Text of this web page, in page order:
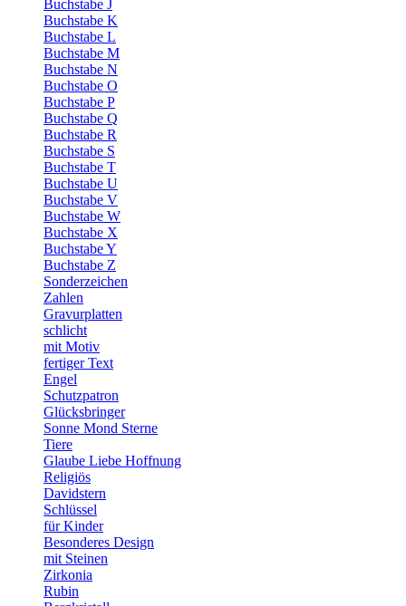
Buchstabe J
Buchstabe K
Buchstabe L
Buchstabe M
Buchstabe N
Buchstabe O
Buchstabe P
Buchstabe Q
Buchstabe R
Buchstabe S
Buchstabe T
Buchstabe U
Buchstabe V
Buchstabe W
Buchstabe X
Buchstabe Y
Buchstabe Z
Sonderzeichen
Zahlen
Gravurplatten
schlicht
mit Motiv
fertiger Text
Engel
Schutzpatron
Glücksbringer
Sonne Mond Sterne
Tiere
Glaube Liebe Hoffnung
Religiös
Davidstern
Schlüssel
für Kinder
Besonderes Design
mit Steinen
Zirkonia
Rubin